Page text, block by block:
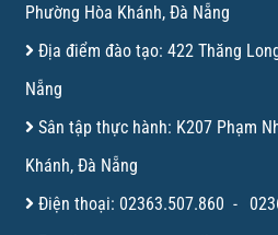
Phường Hòa Khánh, Đà Nẵng
Địa điểm đào tạo: 422 Thăng
Nẵng
Sân tập thực hành: K207 Phạm
Khánh, Đà Nẵng
Điện thoại: 02363.507.860 -